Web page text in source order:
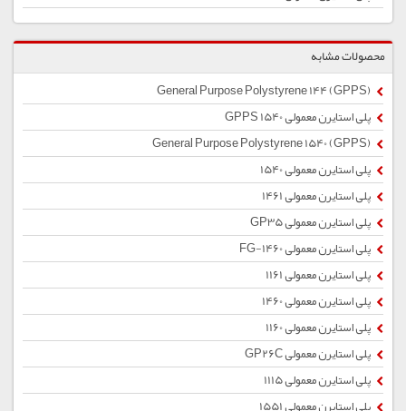
محصولات مشابه
پلی استایرن معمولی 1540 GPPS
پلی استایرن معمولی 1540
پلی استایرن معمولی 1461
پلی استایرن معمولی GP35
پلی استایرن معمولی 1460-FG
پلی استایرن معمولی 1161
پلی استایرن معمولی 1460
پلی استایرن معمولی 1160
پلی استایرن معمولی GP26C
پلی استایرن معمولی 1115